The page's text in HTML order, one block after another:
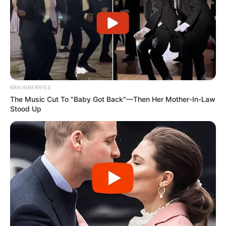
Piso Nacional dos agentes comunitários de saúde e
agentes de combate a endemias de 2salários mínimos já conta
com recurso em caixa
— Foto/Reprodução
Segundo informações do ilustre senador Fernando Collor de Mello,
principal responsável pela aprovação do novo Piso Nacional dos
Agentes Comunitários de Saúde e de Combate às Endemias no
BRAINBERRIES
The Music Cut To "Baby Got Back"—Then Her Mother-In-Law
Stood Up